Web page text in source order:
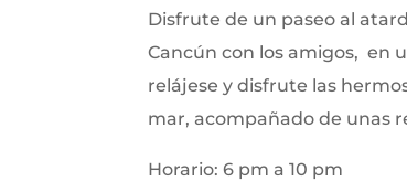
Disfrute de un paseo al
Cancún con los amigos, en
relájese y disfrute las
mar, acompañado de unas
Horario: 6 pm a 10 pm